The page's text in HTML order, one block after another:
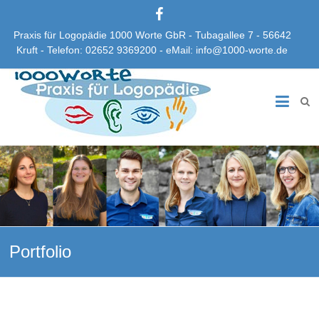
Praxis für Logopädie 1000 Worte GbR - Tubagallee 7 - 56642
Kruft - Telefon: 02652 9369200 - eMail: info@1000-worte.de
Praxis
Logopädie
1000
Worte
GbR
Portfolio